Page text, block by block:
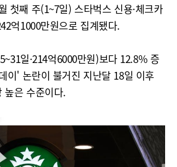
첫째 주(1~7일) 스타벅스 신용·체크카
억1000만원으로 집계됐다.
일·214억6000만원)보다 12.8% 증
이' 논란이 불거진 지난달 18일 이후
높은 수준이다.